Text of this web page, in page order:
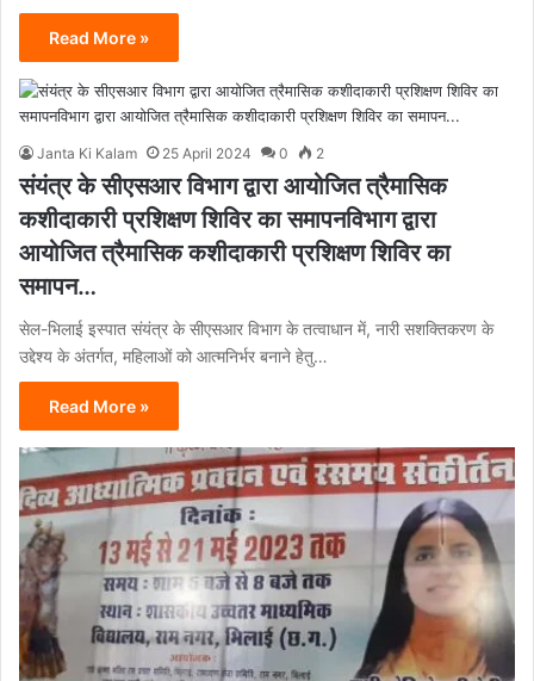
Read More »
Janta Ki Kalam 25 April 2024 0 2
संयंत्र के सीएसआर विभाग द्वारा आयोजित त्रैमासिक
कशीदाकारी प्रशिक्षण शिविर का समापनविभाग द्वारा
आयोजित त्रैमासिक कशीदाकारी प्रशिक्षण शिविर का
समापन…
सेल-भिलाई इस्पात संयंत्र के सीएसआर विभाग के तत्वाधान में, नारी सशक्तिकरण के
उद्देश्य के अंतर्गत, महिलाओं को आत्मनिर्भर बनाने हेतु…
Read More »